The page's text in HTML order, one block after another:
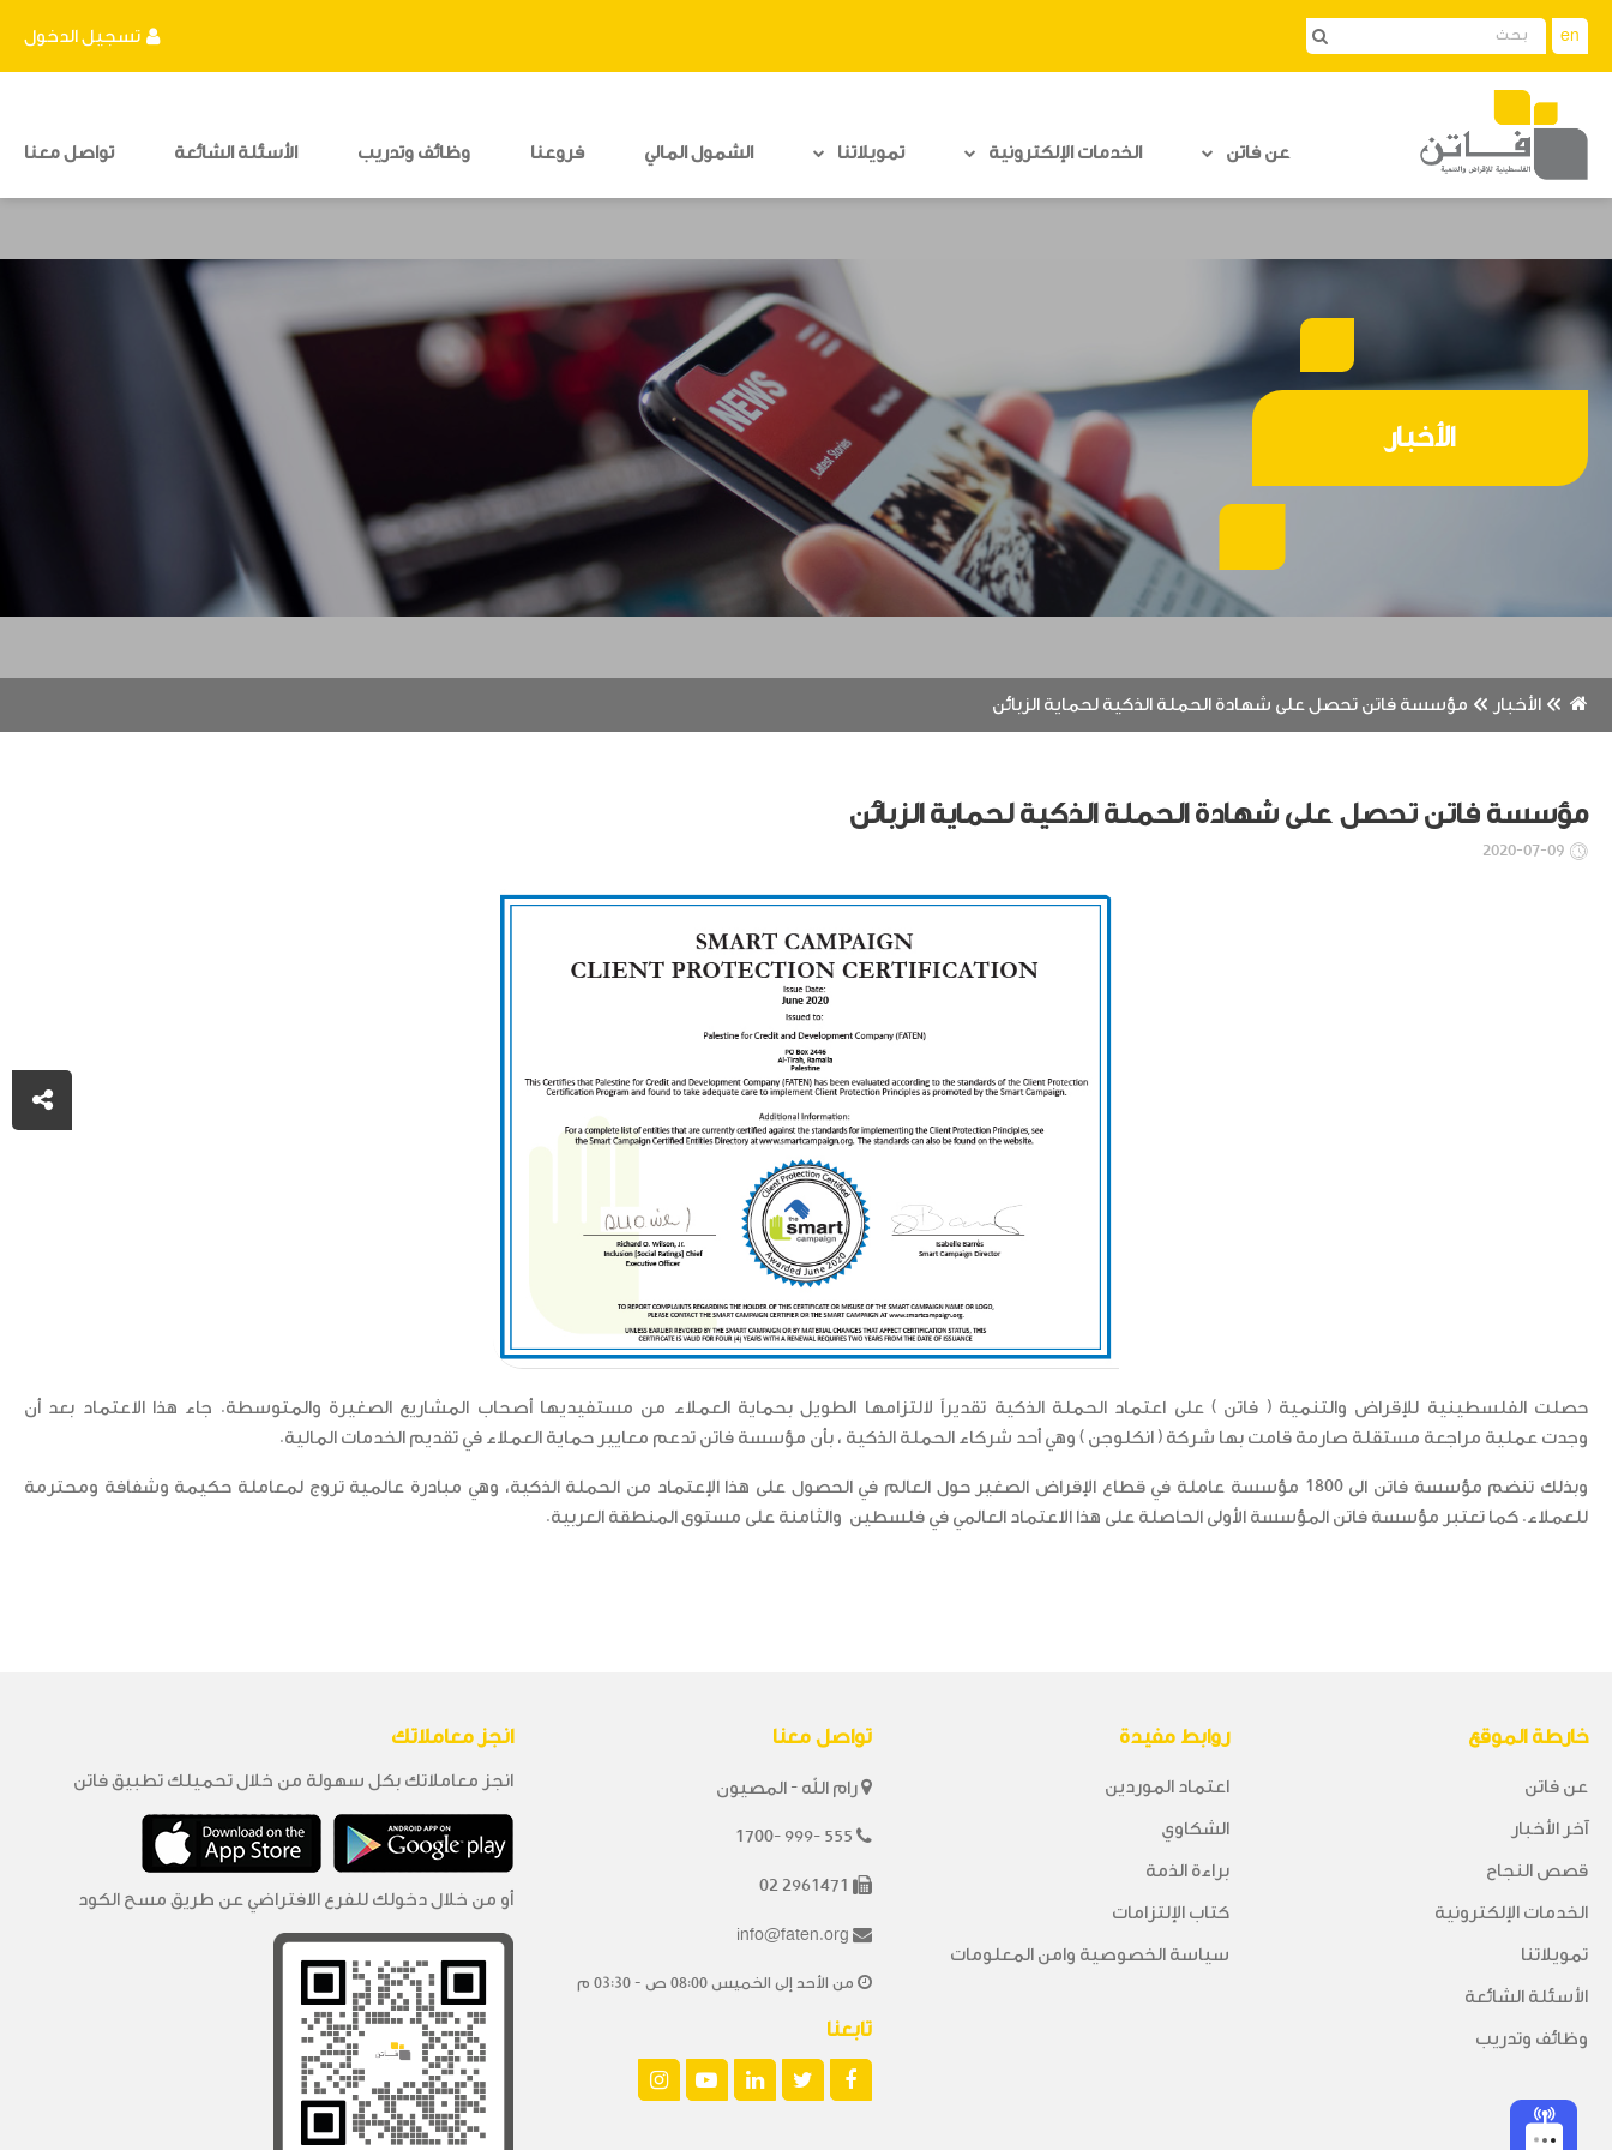
en تسجيل الدخول
عن فاتن الخدمات الإلكترونية تمويلاتنا الشمول المالي فروعنا وظائف وتدريب الأسئلة الشائعة تواصل معنا
الأخبار
الأخبار مؤسسة فاتن تحصل على شهادة الحملة الذكية لحماية الزبائن
مؤسسة فاتن تحصل على شهادة الحملة الذكية لحماية الزبائن
2020-07-09
حصلت الفلسطينية للإقراض والتنمية ( فاتن ) على اعتماد الحملة الذكية تقديراً لالتزامها الطويل بحماية العملاء من مستفيديها أصحاب المشاريع الصغيرة والمتوسطة. جاء هذا الاعتماد بعد أن
وجدت عملية مراجعة مستقلة صارمة قامت بها شركة ( انكلوجن ) وهي أحد شركاء الحملة الذكية ، بأن مؤسسة فاتن تدعم معايير حماية العملاء في تقديم الخدمات المالية.
وبذلك تنضم مؤسسة فاتن الى 1800 مؤسسة عاملة في قطاع الإقراض الصغير حول العالم في الحصول على هذا الإعتماد من الحملة الذكية، وهي مبادرة عالمية تروج لمعاملة حكيمة وشفافة ومحترمة
للعملاء. كما تعتبر مؤسسة فاتن المؤسسة الأولى الحاصلة على هذا الاعتماد العالمي في فلسطين والثامنة على مستوى المنطقة العربية.
خارطة الموقع
عن فاتن
آخر الأخبار
قصص النجاح
الخدمات الإلكترونية
تمويلاتنا
الأسئلة الشائعة
وظائف وتدريب
روابط مفيدة
اعتماد الموردين
الشكاوي
براءة الذمة
كتاب الإلتزامات
سياسة الخصوصية وامن المعلومات
تواصل معنا
رام الله - المصيون
1700- 999- 555
02 2961471
info@faten.org
من الأحد إلى الخميس 08:00 ص - 03:30 م
تابعنا
انجز معاملاتك
انجز معاملاتك بكل سهولة من خلال تحميلك تطبيق فاتن
أو من خلال دخولك للفرع الافتراضي عن طريق مسح الكود